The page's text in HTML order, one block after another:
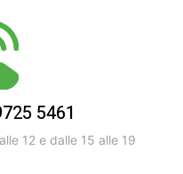
5461
12 e dalle 15 alle 19